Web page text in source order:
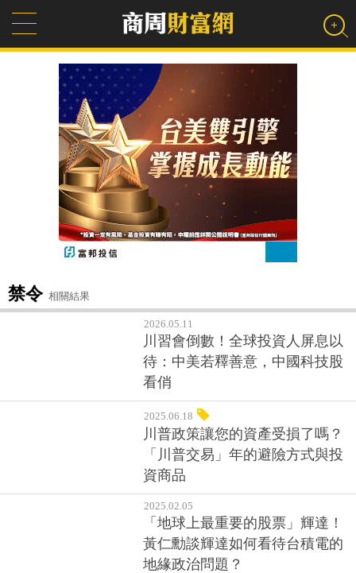
禁令 相關結果
2026.05.11
川習會倒數！全球投資人屏息以
待：中美若釋善意，中國科技股
看俏
2025.06.18
川普政策讓您的資產受損了嗎？
「川普交易」年的避險方式與投
資商品
2025.02.05
「地球上最重要的股票」輝達！
黃仁勳談輝達如何看待台積電的
地緣政治問題？